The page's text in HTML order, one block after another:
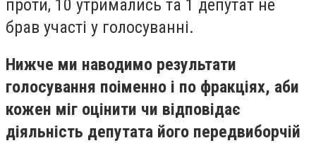
проти, 10 утримались та 1 депутат не
брав участі у голосуванні.
Нижче ми наводимо результати
голосування поіменно і по фракціях, аби
кожен міг оцінити чи відповідає
діяльність депутата його передвиборчій